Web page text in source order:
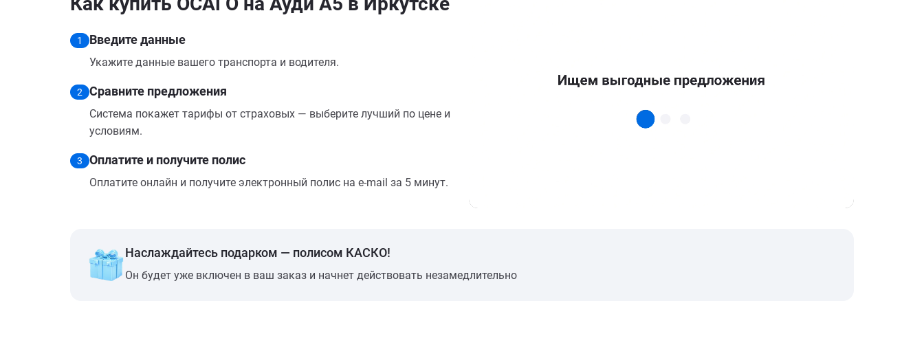
1 Введите данные
Укажите данные вашего транспорта и водителя.
2 Сравните предложения
Система покажет тарифы от страховых — выберите лучший по цене и
условиям.
3 Оплатите и получите полис
Оплатите онлайн и получите электронный полис на e-mail за 5 минут.
Наслаждайтесь подарком — полисом КАСКО!
Он будет уже включен в ваш заказ и начнет действовать незамедлительно